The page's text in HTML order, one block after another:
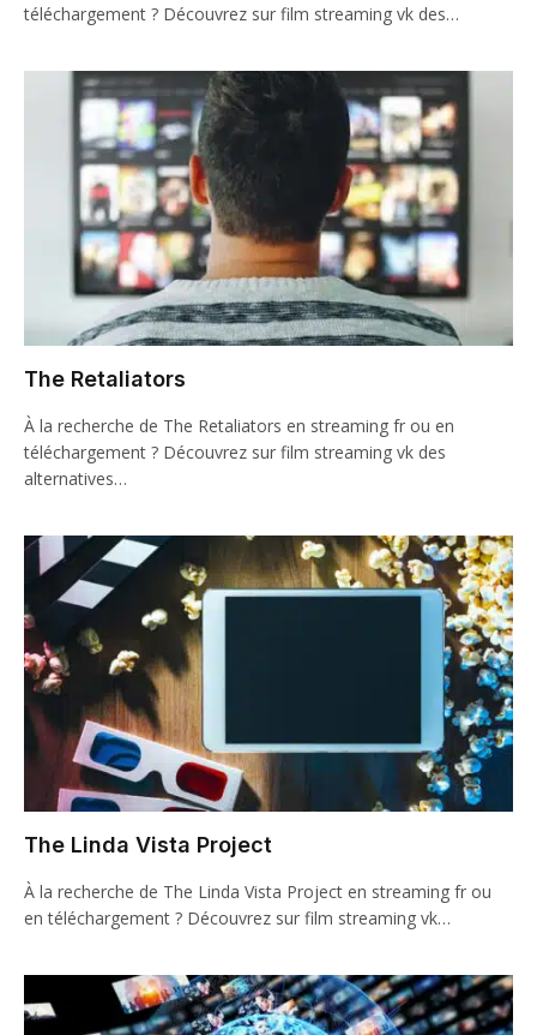
téléchargement ? Découvrez sur film streaming vk des…
The Retaliators
À la recherche de The Retaliators en streaming fr ou en
téléchargement ? Découvrez sur film streaming vk des
alternatives…
The Linda Vista Project
À la recherche de The Linda Vista Project en streaming fr ou
en téléchargement ? Découvrez sur film streaming vk…